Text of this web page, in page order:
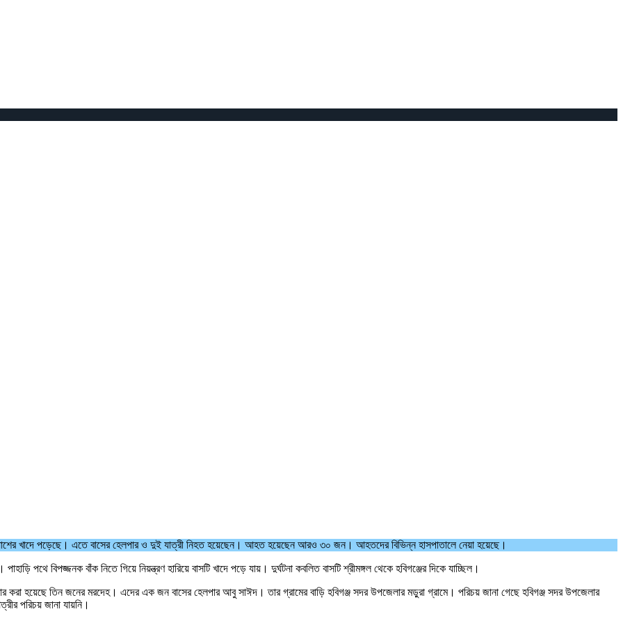
খাদে পড়েছে। এতে বাসের হেলপার ও দুই যাত্রী নিহত হয়েছেন। আহত হয়েছেন আরও ৩০ জন। আহতদের বিভিন্ন হাসপাতালে নেয়া হয়েছে।
পথে বিপজ্জনক বাঁক নিতে গিয়ে নিয়ন্ত্রণ হারিয়ে বাসটি খাদে পড়ে যায়। দুর্ঘটনা কবলিত বাসটি শ্রীমঙ্গল থেকে হবিগঞ্জের দিকে যাচ্ছিল।
করা হয়েছে তিন জনের মরদেহ। এদের এক জন বাসের হেলপার আবু সাঈদ। তার গ্রামের বাড়ি হবিগঞ্জ সদর উপজেলার মড়ুরা গ্রামে। পরিচয় জানা গেছে হবিগঞ্জ সদর উপজেলার
পরিচয় জানা যায়নি।